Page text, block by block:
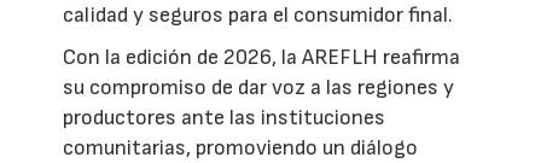
calidad y seguros para el consumidor final.
Con la edición de 2026, la AREFLH reafirma
su compromiso de dar voz a las regiones y
productores ante las instituciones
comunitarias, promoviendo un diálogo